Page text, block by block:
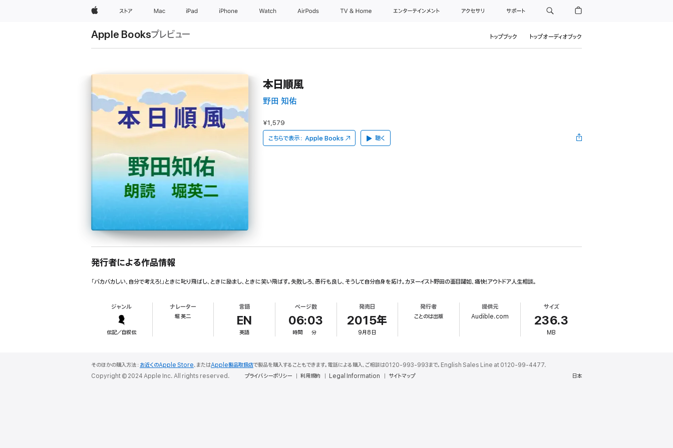
Appleストア Mac iPad iPhone Watch AirPods TV & Home エンターテインメント アクセサリ サポート
Apple Booksプレビュー トップブック トップオーディオブック
本日順風
野田 知佑
¥1,579
こちらで表示： Apple Books 聴く
発行者による作品情報
「バカバカしい、自分で考えろ!」ときに叱り飛ばし、ときに励まし、ときに笑い飛ばす。失敗しろ、愚行も良し、そうして自分自身を拓け。カヌーイスト野田の面目躍如、痛快!アウトドア人生相談。
ジャンル
伝記／自叙伝
ナレーター
堀 英二
言語
EN
英語
ページ数
06:03
時間 分
発売日
2015年
9月8日
発行者
ことのは出版
提供元
Audible.com
サイズ
236.3
MB
そのほかの購入方法： お近くのApple Store、またはApple製品取扱店で製品を購入することもできます。電話による購入、ご相談は0120-993-993まで。English Sales Line at 0120-99-4477.
日本
Copyright © 2024 Apple Inc. All rights reserved. プライバシーポリシー 利用規約 Legal Information サイトマップ